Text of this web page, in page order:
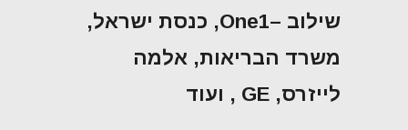
שילוב –One1, כנסת ישראל,
משרד הבריאות, אלמה
לייזרס, GE , ועוד